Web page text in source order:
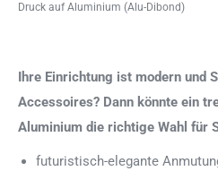
Druck auf Aluminium (Alu-Dibond)
Ihre Einrichtung ist modern und
Accessoires? Dann könnte ein
Aluminium die richtige Wahl für
futuristisch-elegante